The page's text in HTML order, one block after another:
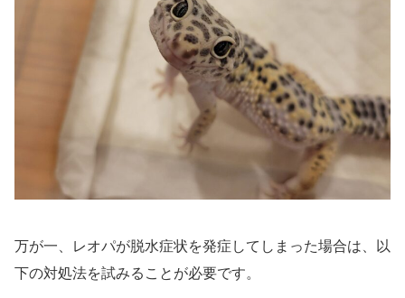
万が一、レオパが脱水症状を発症してしまった場合は、以
下の対処法を試みることが必要です。